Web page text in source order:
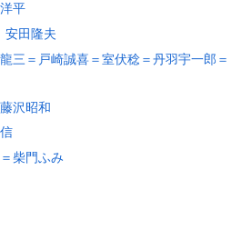
平
安田隆夫
三＝戸崎誠喜＝室伏稔＝丹羽宇一郎＝
沢昭和
柴門ふみ